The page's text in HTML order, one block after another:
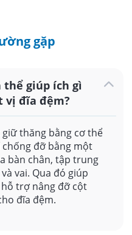
gặp
thể giúp ích gì
vị đĩa đệm?
thăng bằng cơ thể
đỡ bằng một
bàn chân, tập trung
vai. Qua đó giúp
trợ nâng đỡ cột
đĩa đệm.